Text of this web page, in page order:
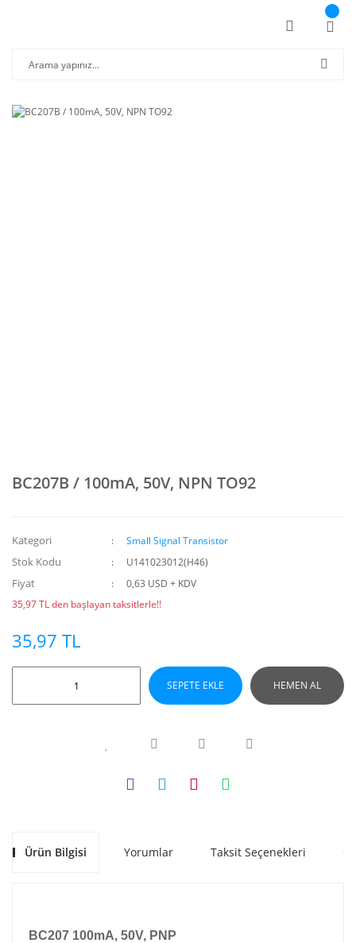
BC207B / 100mA, 50V, NPN TO92
Kategori Small Signal Transistor
Stok Kodu U141023012(H46)
Fiyat
0,63 USD + KDV
35,97 TL den başlayan taksitlerle!!
35,97 TL
SEPETE EKLE HEMEN AL
Ürün Bilgisi Yorumlar Taksit Seçenekleri
BC207 100mA, 50V, PNP